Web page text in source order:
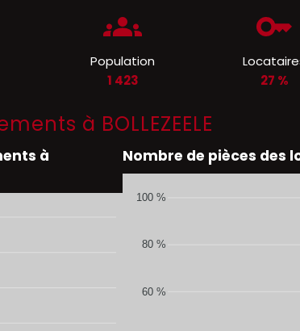
Population
1 423
27 %
à BOLLEZEELE
à
Nombre de pièces des
100 %
80 %
60 %